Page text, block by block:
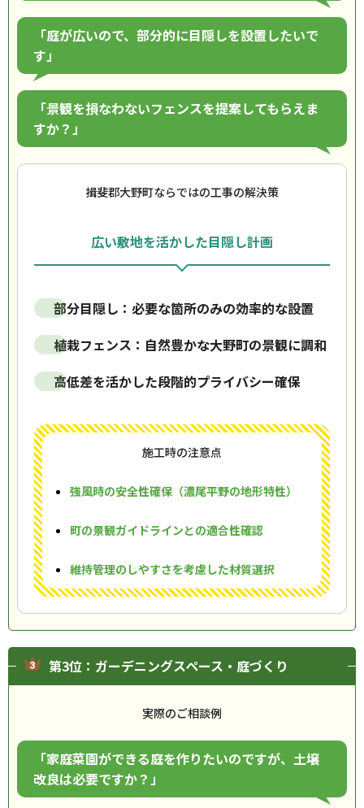
「庭が広いので、部分的に目隠しを設置したいで
す」
「景観を損なわないフェンスを提案してもらえま
すか？」
揖斐郡大野町ならではの工事の解決策
広い敷地を活かした目隠し計画
部分目隠し：必要な箇所のみの効率的な設置
植栽フェンス：自然豊かな大野町の景観に調和
高低差を活かした段階的プライバシー確保
施工時の注意点
強風時の安全性確保（濃尾平野の地形特性）
町の景観ガイドラインとの適合性確認
維持管理のしやすさを考慮した材質選択
第3位：ガーデニングスペース・庭づくり
実際のご相談例
「家庭菜園ができる庭を作りたいのですが、土壌
改良は必要ですか？」